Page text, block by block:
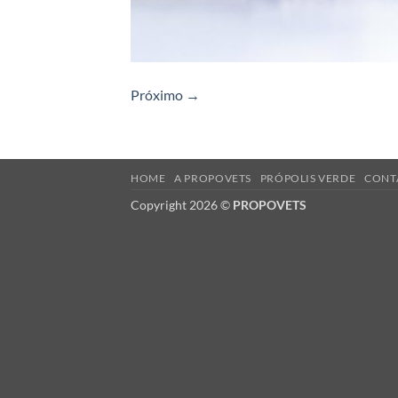
Próximo →
HOME A PROPOVETS PRÓPOLIS VERDE
Copyright 2026 © PROPOVETS